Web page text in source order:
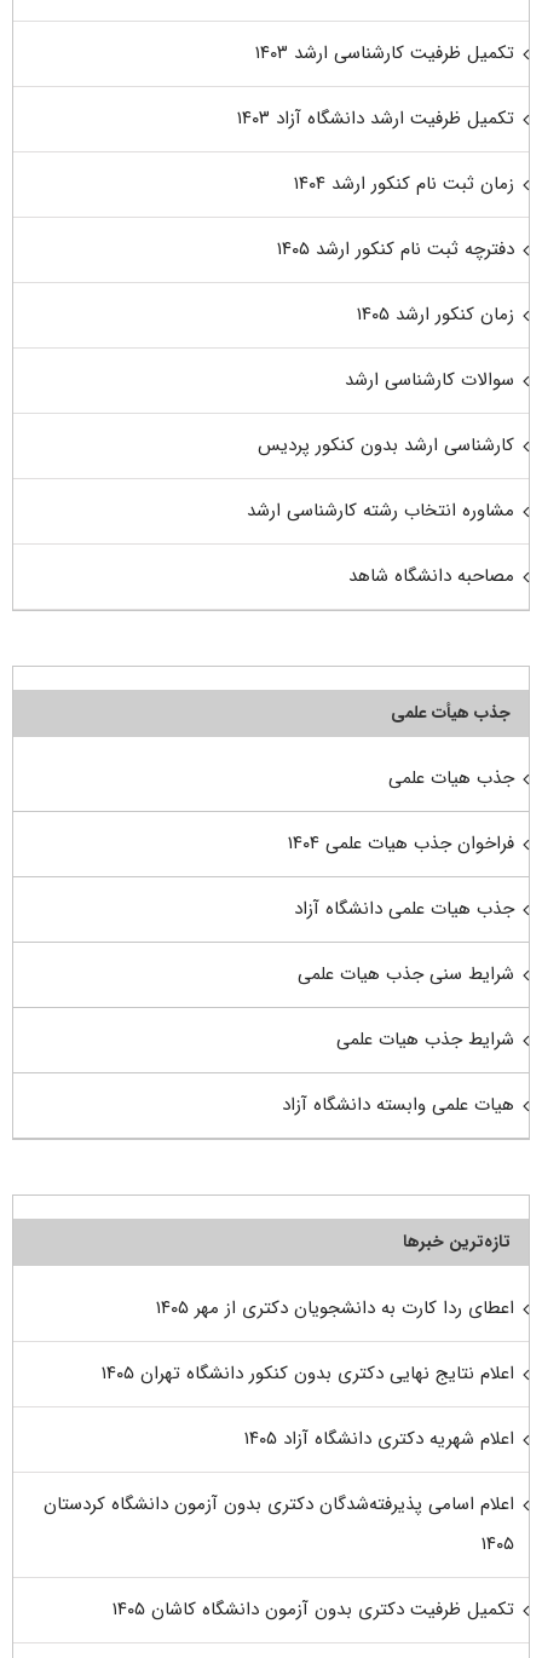
تکمیل ظرفیت کارشناسی ارشد ۱۴۰۳
تکمیل ظرفیت ارشد دانشگاه آزاد ۱۴۰۳
زمان ثبت نام کنکور ارشد ۱۴۰۴
دفترچه ثبت نام کنکور ارشد ۱۴۰۵
زمان کنکور ارشد ۱۴۰۵
سوالات کارشناسی ارشد
کارشناسی ارشد بدون کنکور پردیس
مشاوره انتخاب رشته کارشناسی ارشد
مصاحبه دانشگاه شاهد
جذب هیأت علمی
جذب هیات علمی
فراخوان جذب هیات علمی ۱۴۰۴
جذب هیات علمی دانشگاه آزاد
شرایط سنی جذب هیات علمی
شرایط جذب هیات علمی
هیات علمی وابسته دانشگاه آزاد
تازه‌ترین خبرها
اعطای ردا کارت به دانشجویان دکتری از مهر ۱۴۰۵
اعلام نتایج نهایی دکتری بدون کنکور دانشگاه تهران ۱۴۰۵
اعلام شهریه دکتری دانشگاه آزاد ۱۴۰۵
اعلام اسامی پذیرفته‌شدگان دکتری بدون آزمون دانشگاه کردستان
۱۴۰۵
تکمیل ظرفیت دکتری بدون آزمون دانشگاه کاشان ۱۴۰۵